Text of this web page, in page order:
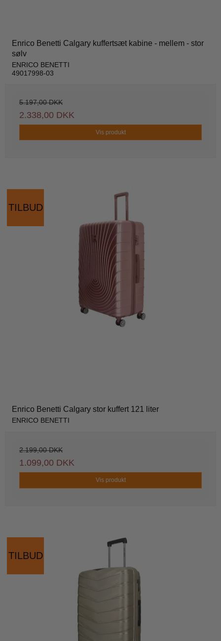
Enrico Benetti Calgary kuffertsæt kabine - mellem - stor
sølv
ENRICO BENETTI
49017998-03
5.197,00 DKK
2.338,00 DKK
Vis produkt
TILBUD
Enrico Benetti Calgary stor kuffert 121 liter
ENRICO BENETTI
2.199,00 DKK
1.099,00 DKK
Vis produkt
TILBUD